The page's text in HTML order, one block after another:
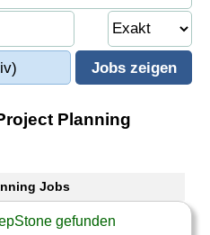
Planning
Jobs
gefunden